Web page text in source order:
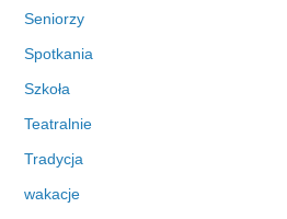
Seniorzy
Spotkania
Szkoła
Teatralnie
Tradycja
wakacje